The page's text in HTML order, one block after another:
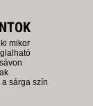
mikor
sárga szín